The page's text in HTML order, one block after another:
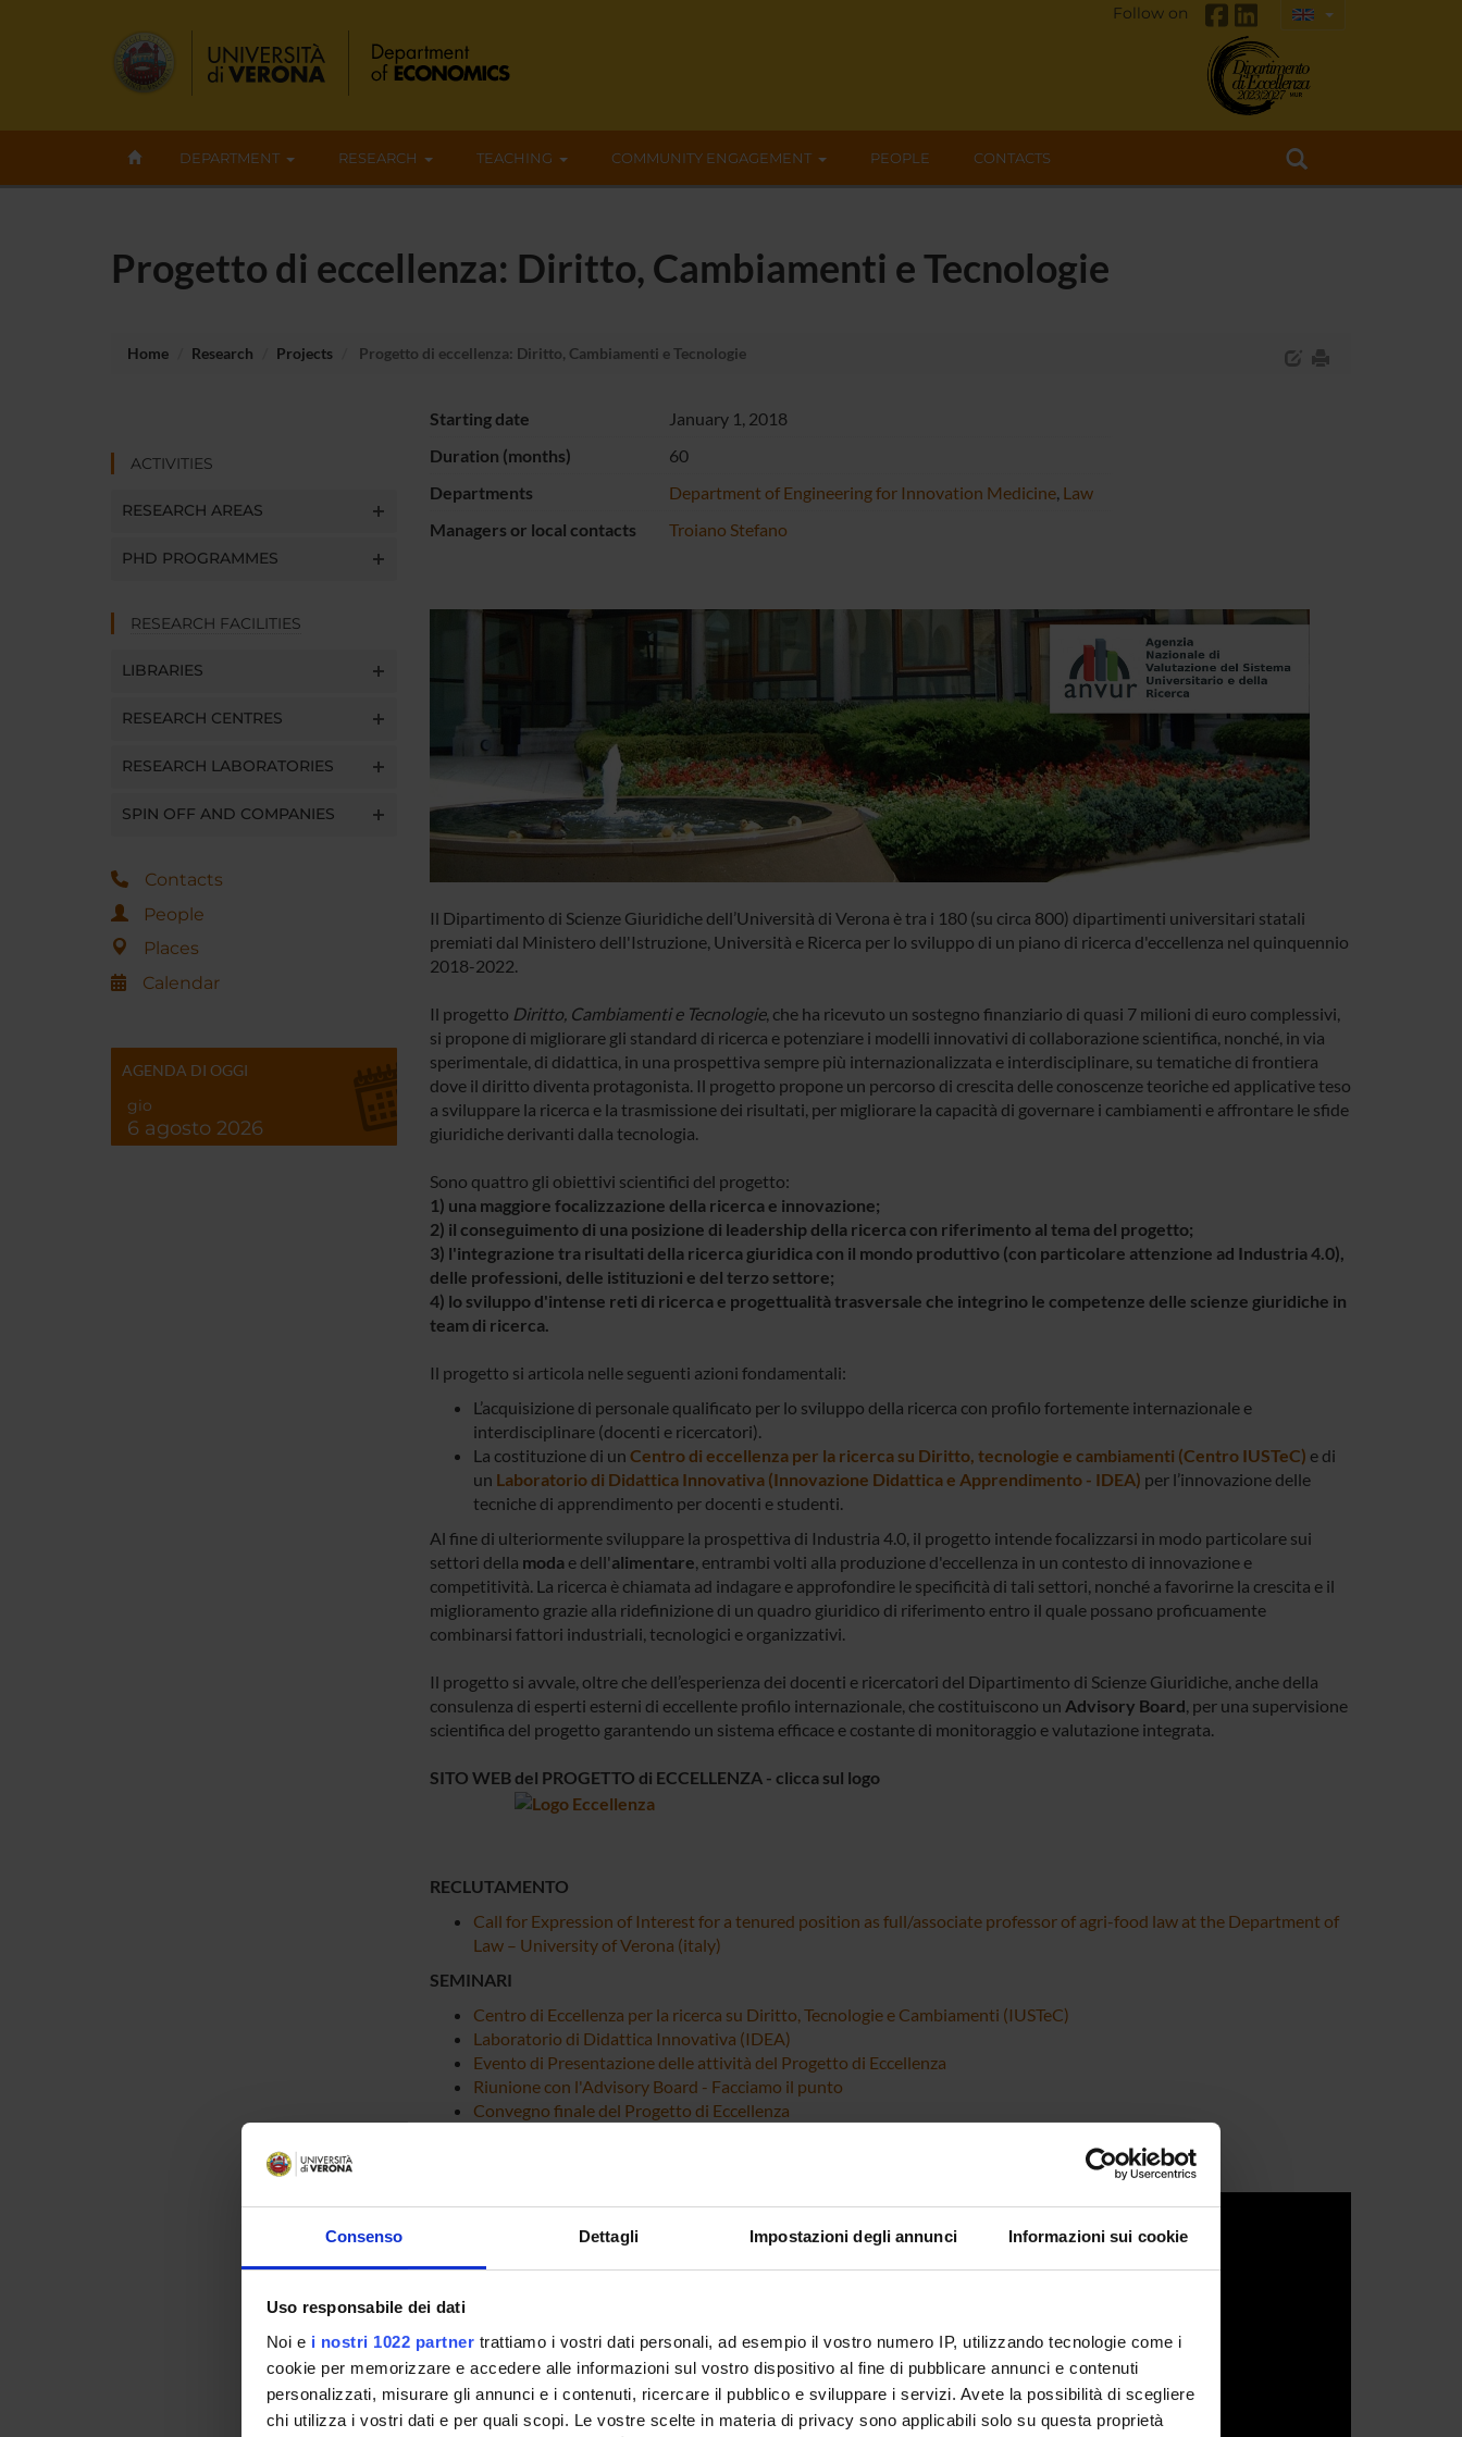
Consenso Dettagli Impostazioni degli annunci Informazioni sui cookie
Uso responsabile dei dati
Noi e i nostri 1022 partner trattiamo i vostri dati personali, ad esempio il vostro numero IP, utilizzando tecnologie come i
cookie per memorizzare e accedere alle informazioni sul vostro dispositivo al fine di pubblicare annunci e contenuti
personalizzati, misurare gli annunci e i contenuti, ricercare il pubblico e sviluppare i servizi. Avete la possibilità di scegliere
chi utilizza i vostri dati e per quali scopi. Le vostre scelte in materia di privacy sono applicabili solo su questa proprietà
Follow on
DEPARTMENT RESEARCH TEACHING COMMUNITY ENGAGEMENT PEOPLE CONTACTS
Progetto di eccellenza: Diritto, Cambiamenti e Tecnologie
Home Research Projects Progetto di eccellenza: Diritto, Cambiamenti e Tecnologie
ACTIVITIES
RESEARCH AREAS
PHD PROGRAMMES
RESEARCH FACILITIES
LIBRARIES
RESEARCH CENTRES
RESEARCH LABORATORIES
SPIN OFF AND COMPANIES
Contacts
People
Places
Calendar
AGENDA DI OGGI
gio
6 agosto 2026
Starting date
January 1, 2018
Duration (months)
60
Departments
Department of Engineering for Innovation Medicine, Law
Managers or local contacts
Troiano Stefano
Il Dipartimento di Scienze Giuridiche dell’Università di Verona è tra i 180 (su circa 800) dipartimenti universitari statali
premiati dal Ministero dell'Istruzione, Università e Ricerca per lo sviluppo di un piano di ricerca d'eccellenza nel quinquennio
2018-2022.
Il progetto Diritto, Cambiamenti e Tecnologie, che ha ricevuto un sostegno finanziario di quasi 7 milioni di euro complessivi,
si propone di migliorare gli standard di ricerca e potenziare i modelli innovativi di collaborazione scientifica, nonché, in via
sperimentale, di didattica, in una prospettiva sempre più internazionalizzata e interdisciplinare, su tematiche di frontiera
dove il diritto diventa protagonista. Il progetto propone un percorso di crescita delle conoscenze teoriche ed applicative teso
a sviluppare la ricerca e la trasmissione dei risultati, per migliorare la capacità di governare i cambiamenti e affrontare le sfide
giuridiche derivanti dalla tecnologia.
Sono quattro gli obiettivi scientifici del progetto:
1) una maggiore focalizzazione della ricerca e innovazione;
2) il conseguimento di una posizione di leadership della ricerca con riferimento al tema del progetto;
3) l'integrazione tra risultati della ricerca giuridica con il mondo produttivo (con particolare attenzione ad Industria 4.0),
delle professioni, delle istituzioni e del terzo settore;
4) lo sviluppo d'intense reti di ricerca e progettualità trasversale che integrino le competenze delle scienze giuridiche in
team di ricerca.
Il progetto si articola nelle seguenti azioni fondamentali:
L’acquisizione di personale qualificato per lo sviluppo della ricerca con profilo fortemente internazionale e
interdisciplinare (docenti e ricercatori).
La costituzione di un Centro di eccellenza per la ricerca su Diritto, tecnologie e cambiamenti (Centro IUSTeC) e di
un Laboratorio di Didattica Innovativa (Innovazione Didattica e Apprendimento - IDEA) per l’innovazione delle
tecniche di apprendimento per docenti e studenti.
Al fine di ulteriormente sviluppare la prospettiva di Industria 4.0, il progetto intende focalizzarsi in modo particolare sui
settori della modae dell'alimentare, entrambi volti alla produzione d'eccellenza in un contesto di innovazione e
competitività. La ricerca è chiamata ad indagare e approfondire le specificità di tali settori, nonché a favorirne la crescita e il
miglioramento grazie alla ridefinizione di un quadro giuridico di riferimento entro il quale possano proficuamente
combinarsi fattori industriali, tecnologici e organizzativi.
Il progetto si avvale, oltre che dell’esperienza dei docenti e ricercatori del Dipartimento di Scienze Giuridiche, anche della
consulenza di esperti esterni di eccellente profilo internazionale, che costituiscono un Advisory Board, per una supervisione
scientifica del progetto garantendo un sistema efficace e costante di monitoraggio e valutazione integrata.
SITO WEB del PROGETTO di ECCELLENZA - clicca sul logo
RECLUTAMENTO
Call for Expression of Interest for a tenured position as full/associate professor of agri-food law at the Department of
Law – University of Verona (italy)
SEMINARI
Centro di Eccellenza per la ricerca su Diritto, Tecnologie e Cambiamenti (IUSTeC)
Laboratorio di Didattica Innovativa (IDEA)
Evento di Presentazione delle attività del Progetto di Eccellenza
Riunione con l'Advisory Board - Facciamo il punto
Convegno finale del Progetto di Eccellenza